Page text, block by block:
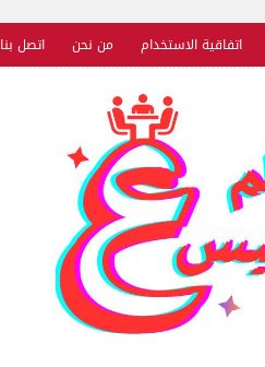
اتفاقية الاستخدام من نحن اتصل بنا